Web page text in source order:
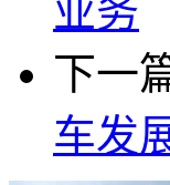
业务
下一
车发